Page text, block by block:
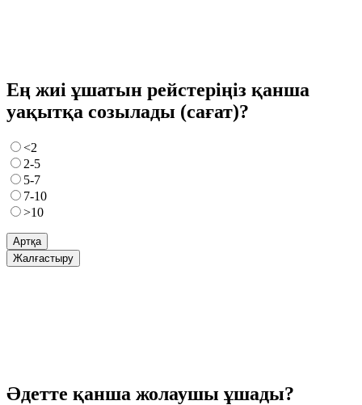
Ең жиі ұшатын рейстеріңіз қанша
уақытқа созылады (сағат)?
<2
2-5
5-7
7-10
>10
Артқа
Жалғастыру
Әдетте қанша жолаушы ұшады?